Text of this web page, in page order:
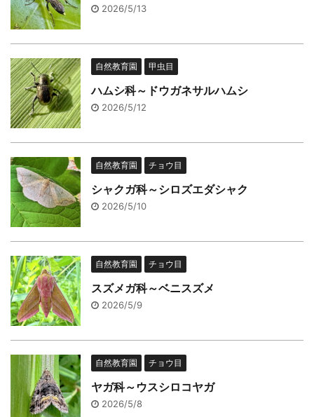
2026/5/13
自然教育園 甲虫目
ハムシ科～ドウガネサルハムシ
2026/5/12
自然教育園 チョウ目
シャクガ科～シロズエダシャク
2026/5/10
自然教育園 チョウ目
スズメガ科～ベニスズメ
2026/5/9
自然教育園 チョウ目
ヤガ科～ウスシロコヤガ
2026/5/8